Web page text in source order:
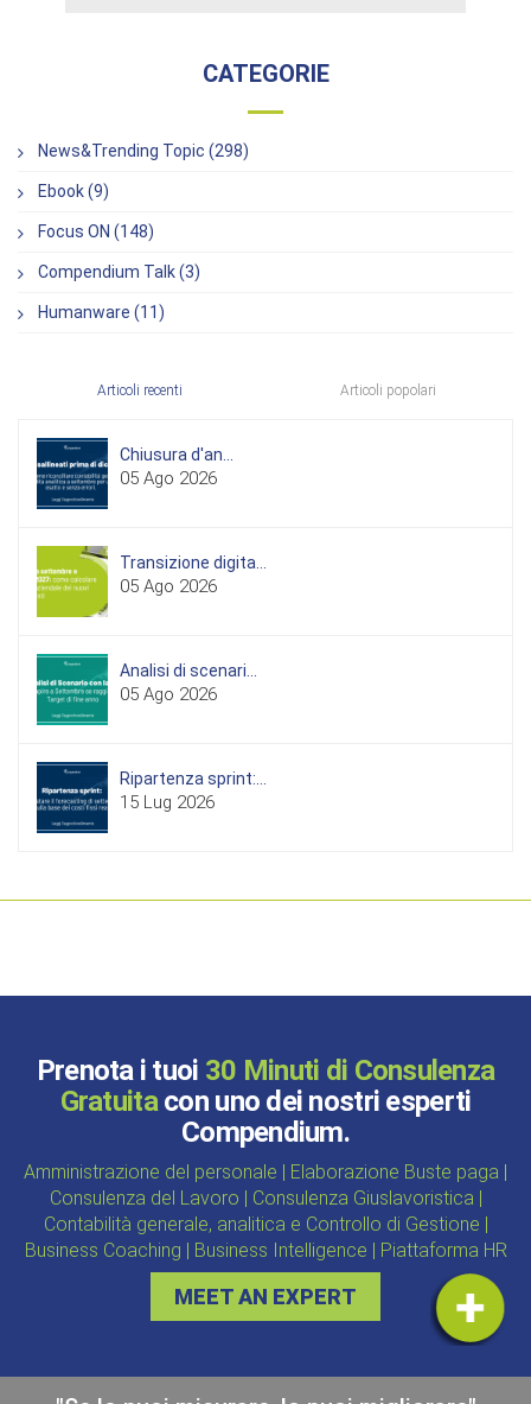
CATEGORIE
News&Trending Topic (298)
Ebook (9)
Focus ON (148)
Compendium Talk (3)
Humanware (11)
Articoli recenti Articoli popolari
Chiusura d'an...
05 Ago 2026
Transizione digita...
05 Ago 2026
Analisi di scenari...
05 Ago 2026
Ripartenza sprint:...
15 Lug 2026
Prenota i tuoi 30 Minuti di Consulenza
Gratuitacon uno dei nostri esperti
Compendium.
Amministrazione del personale | Elaborazione Buste paga |
Consulenza del Lavoro | Consulenza Giuslavoristica |
Contabilità generale, analitica e Controllo di Gestione |
Business Coaching | Business Intelligence | Piattaforma HR
MEET AN EXPERT